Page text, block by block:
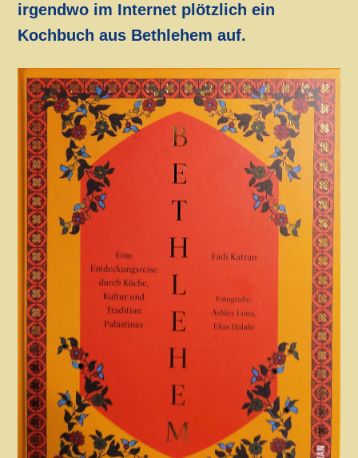
irgendwo im Internet plötzlich ein
Kochbuch aus Bethlehem auf.